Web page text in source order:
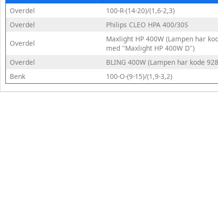
Overdel
100-R-(14-20)/(1,6-2,3)
Overdel
Philips CLEO HPA 400/30S
Overdel
Maxlight HP 400W (Lampen har
med "Maxlight HP 400W D")
Overdel
BLING 400W (Lampen har kode
Benk
100-O-(9-15)/(1,9-3,2)